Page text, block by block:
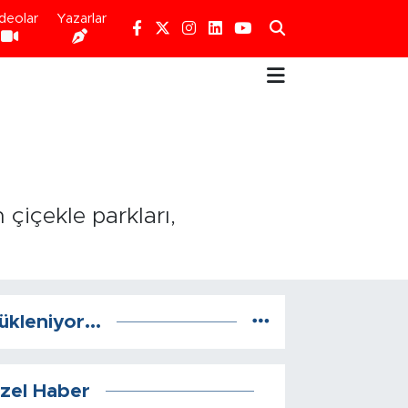
Yazarlar
parkları,
Haber